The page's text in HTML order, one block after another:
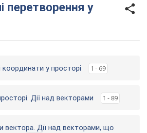
перетворення у
у просторі 1 - 69
Дії над векторами 1 - 89
вектора. Дії над векторами, що